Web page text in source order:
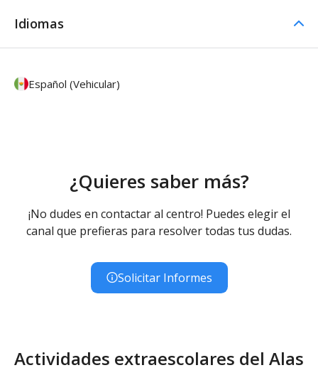
Idiomas
Español (Vehicular)
¿Quieres saber más?
¡No dudes en contactar al centro! Puedes elegir el
canal que prefieras para resolver todas tus dudas.
Solicitar Informes
Actividades extraescolares del Alas